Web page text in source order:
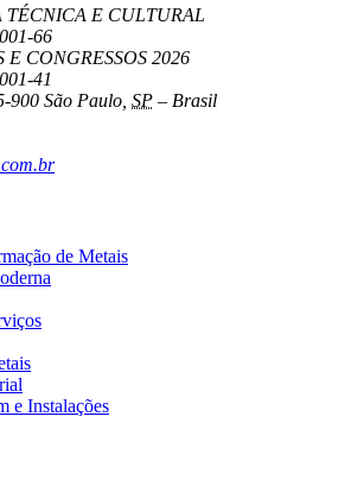
TÉCNICA E CULTURAL
66
E CONGRESSOS 2026
41
900 São Paulo SP – Brasil
de Metais
e Instalações